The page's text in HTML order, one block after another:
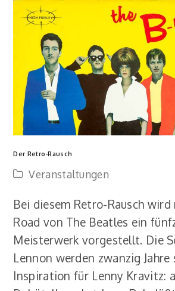
Der Retro-Rausch
Veranstaltungen
Bei diesem Retro-Rausch
Road von The Beatles ein
Meisterwerk vorgestellt. Die
Lennon werden zwanzig Jahre
Inspiration für Lenny Kravitz: